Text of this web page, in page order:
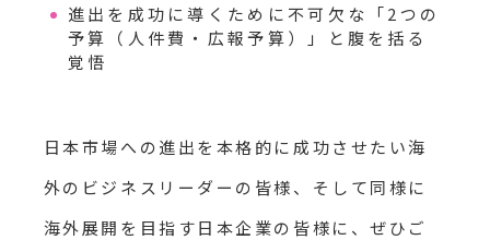
進出を成功に導くために不可欠な「2つの
予算（人件費・広報予算）」と腹を括る
覚悟
日本市場への進出を本格的に成功させたい海
外のビジネスリーダーの皆様、そして同様に
海外展開を目指す日本企業の皆様に、ぜひご